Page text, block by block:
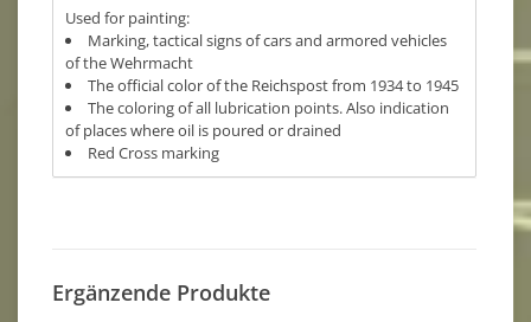
Used for painting:
Marking, tactical signs of cars and armored vehicles
of the Wehrmacht
The official color of the Reichspost from 1934 to 1945
The coloring of all lubrication points. Also indication
of places where oil is poured or drained
Red Cross marking
Ergänzende Produkte